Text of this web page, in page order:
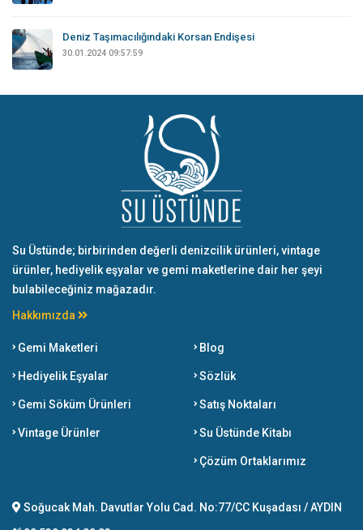
Deniz Taşımacılığındaki Korsan Endişesi
30.01.2024 09:57:59
Su Üstünde; birbirinden değerli denizcilik ürünleri, vintage
ürünler, hediyelik eşyalar ve gemi maketlerine dair her şeyi
bulabileceğiniz mağazadır.
Hakkımızda
Gemi Maketleri
Hediyelik Eşyalar
Gemi Söküm Ürünleri
Vintage Ürünler
Blog
Sözlük
Satış Noktaları
Su Üstünde Kitabı
Çözüm Ortaklarımız
Soğucak Mah. Davutlar Yolu Cad. No:77/CC Kuşadası / AYDIN